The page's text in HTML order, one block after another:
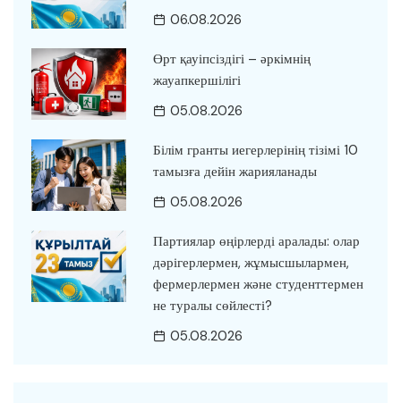
06.08.2026
Өрт қауіпсіздігі – әркімнің
жауапкершілігі
05.08.2026
Білім гранты иегерлерінің тізімі 10
тамызға дейін жарияланады
05.08.2026
Партиялар өңірлерді аралады: олар
дәрігерлермен, жұмысшылармен,
фермерлермен және студенттермен
не туралы сөйлесті?
05.08.2026